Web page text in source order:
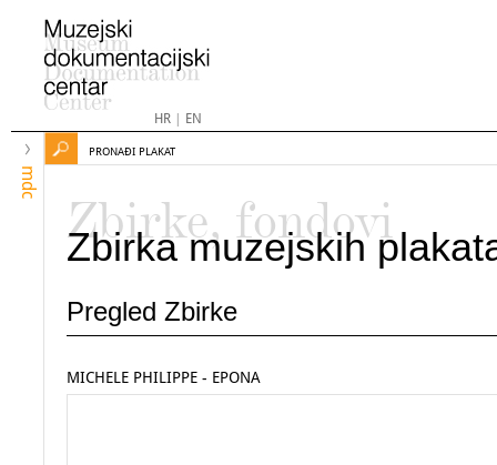
HR| EN
mdc
PRONAĐI PLAKAT
Zbirke, fondovi
Zbirka muzejskih
Pregled Zbirke
MICHELE PHILIPPE - EPONA